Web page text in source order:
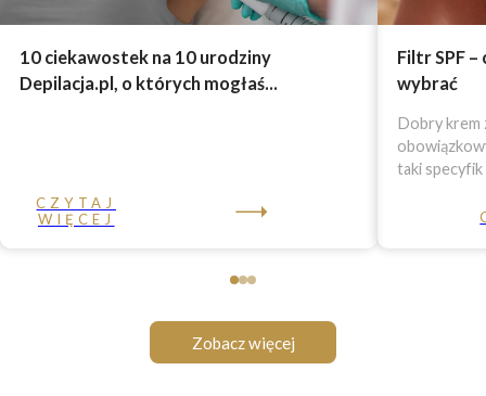
10 ciekawostek na 10 urodziny
Depilacja.pl, o których mogłaś...
CZYTAJ
WIĘCEJ
Filtr SPF
wybrać
Dobry
taki specyfik
Zobacz więcej